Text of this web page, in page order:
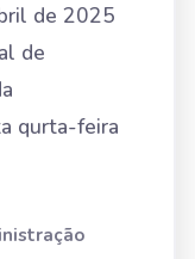
de 2025
de
qurta-feira